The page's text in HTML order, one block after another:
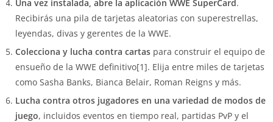
Una vez instalada, abre la aplicación WWE SuperCard.
Recibirás una pila de tarjetas aleatorias con superestrellas,
leyendas, divas y gerentes de la WWE.
Colecciona y lucha contra cartas para construir el equipo de
ensueño de la WWE definitivo[1]. Elija entre miles de tarjetas
como Sasha Banks, Bianca Belair, Roman Reigns y más.
Lucha contra otros jugadores en una variedad de modos de
juego, incluidos eventos en tiempo real, partidas PvP y el